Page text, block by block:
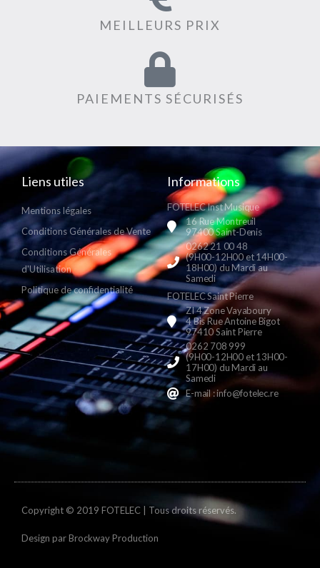
MEILLEURS PRIX
PAIEMENTS SÉCURISÉS
Liens utiles
Mentions légales
Conditions Générales de Vente
Conditions Générales
d'Utilisation
Politique de confidentialité
Informations
FOTELEC Inst Musique
16 Rue Montreuil
97400 Saint-Denis
0262 21 00 48
(9H00-12H00 et 14H00-
18H00) du Mardi au
Samedi
FOTELEC Saint Pierre
ZI 4 Zone Vayaboury
4 Bis Rue Antoine Bigot
97410 Saint Pierre
0262 708 999
(9H00-12H00 et 13H00-
17H00) du Mardi au
Samedi
E-mail : info@fotelec.re
Copyright © 2019 FOTELEC | Tous droits réservés.
Design parBrockway Production